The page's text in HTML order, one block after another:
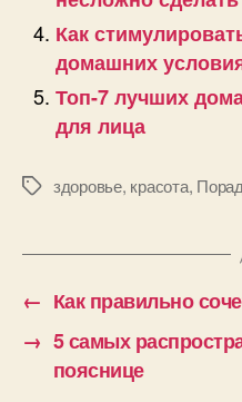
Как
домашних
Топ-7 лучших
для лица
Позначки
здоровье, красота,
← Как правильно
→ 5 самых
пояснице